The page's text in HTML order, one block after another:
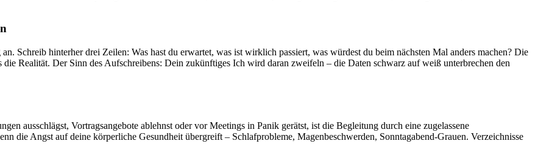
Schreib hinterher drei Zeilen: Was hast du erwartet, was ist wirklich passiert, was würdest du beim nächsten Mal anders machen? Die
die Realität. Der Sinn des Aufschreibens: Dein zukünftiges Ich wird daran zweifeln – die Daten schwarz auf weiß unterbrechen den
ausschlägst, Vortragsangebote ablehnst oder vor Meetings in Panik gerätst, ist die Begleitung durch eine zugelassene
die Angst auf deine körperliche Gesundheit übergreift – Schlafprobleme, Magenbeschwerden, Sonntagabend-Grauen. Verzeichnisse